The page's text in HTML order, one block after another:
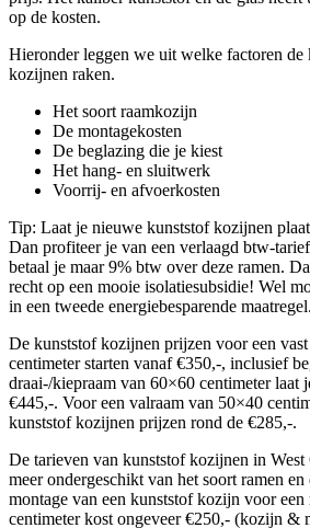
op de kosten.
Hieronder leggen we uit welke factoren de
kozijnen raken.
Het soort raamkozijn
De montagekosten
De beglazing die je kiest
Het hang- en sluitwerk
Voorrij- en afvoerkosten
Tip: Laat je nieuwe kunststof kozijnen
Dan profiteer je van een verlaagd btw-
betaal je maar 9% btw over deze ramen.
recht op een mooie isolatiesubsidie! Wel
in een tweede energiebesparende maatregel.
De kunststof kozijnen prijzen voor een
centimeter starten vanaf €350,-, inclusief
draai-/kiepraam van 60×60 centimeter laat
€445,-. Voor een valraam van 50×40
kunststof kozijnen prijzen rond de €285,-.
De tarieven van kunststof kozijnen in
meer ondergeschikt van het soort ramen
montage van een kunststof kozijn voor
centimeter kost ongeveer €250,- (kozijn &